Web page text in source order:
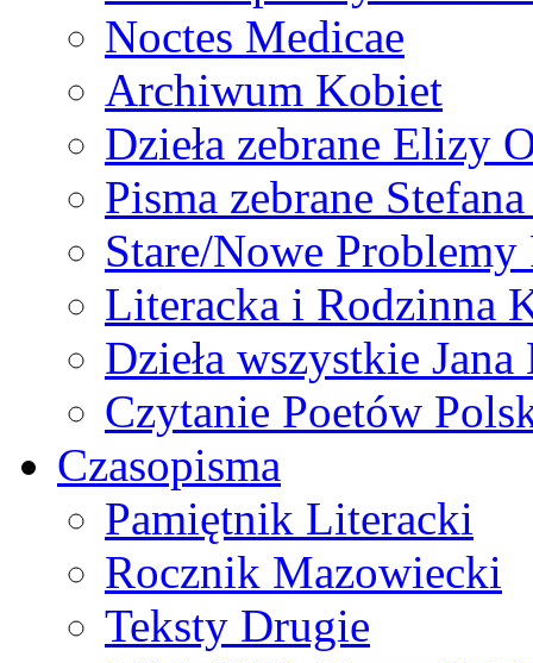
Noctes Medicae
Archiwum Kobiet
Dzieła zebrane Elizy
Pisma zebrane
Stare/Nowe
Literacka i Rodzinna
Dzieła wszystkie
Czytanie Poetów
Czasopisma
Pamiętnik Literacki
Rocznik Mazowiecki
Teksty Drugie